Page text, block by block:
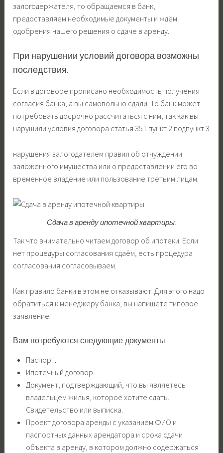
залогодержателя, то обращаемся в банк,
предоставляем необходимые документы и ждём
одобрения нашего решения о сдаче в аренду.
При нарушении условий договора возможны
последствия.
Если в договоре прописано необходимость получения
согласия банка, а вы самовольно сдали. То банк может
потребовать досрочно рассчитаться с ним, так как вы
нарушили условия договора статья 351 пункт 2 подпункт 3
нарушения залогодателем правил об отчуждении
заложенного имущества или о предоставлении его во
временное владение или пользование третьим лицам.
Сдача в аренду ипотечной квартиры.
Так что внимательно читаем договор об ипотеки. Если
нет процедуры согласования сдаём, есть процедура
согласования согласовываем.
Как правило банки в этом не отказывают. Для этого надо
обратиться к менеджеру банка, вы напишете типовое
заявление.
Вам потребуются следующие документы:
Паспорт.
Ипотечный договор.
Документ, подтверждающий, что вы являетесь
владельцем жилья, которое хотите сдать.
Свидетельство или выписка.
Проект договора аренды с указанием ФИО и
паспортных данных арендатора и срока сдачи
объекта в аренду, в котором должно содержаться